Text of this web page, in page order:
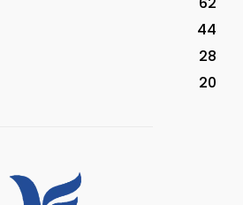
44
28
20